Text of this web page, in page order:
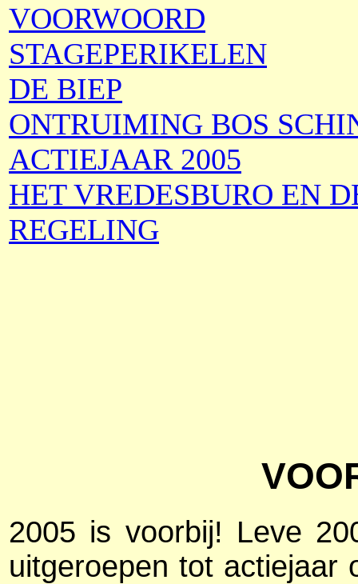
VOORWOORD
STAGEPERIKELEN
DE BIEP
ONTRUIMING BOS
ACTIEJAAR 2005
HET VREDESBURO EN
REGELING
2005 is voorbij! Leve
uitgeroepen tot actiejaar